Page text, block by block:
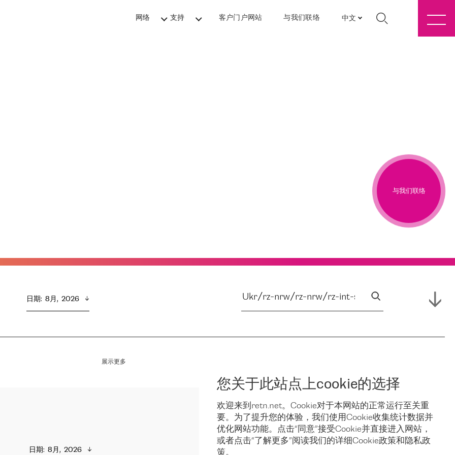
网络 支持 客户门户网站 与我们联络 中文
您关于此站点上cookie的选择
欢迎来到retn.net。Cookie对于本网站的正常运行至关重
要。为了提升您的体验，我们使用Cookie收集统计数据并
优化网站功能。点击“同意”接受Cookie并直接进入网站，
或者点击“了解更多”阅读我们的详细Cookie政策和隐私政
策。
与我们联络
日期: 8月,  2026
展示更多
日期: 8月,  2026